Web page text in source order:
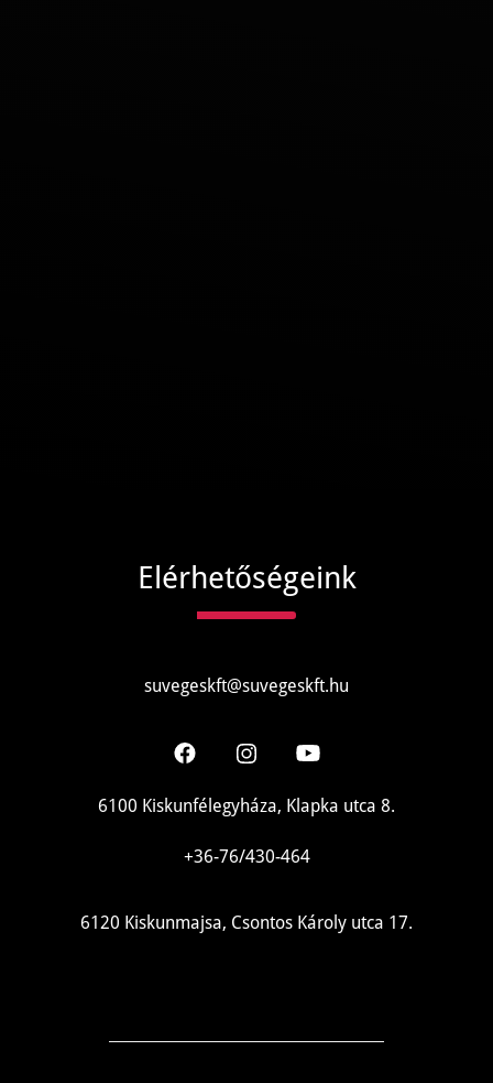
Elérhetőségeink
suvegeskft@suvegeskft.hu
6100 Kiskunfélegyháza, Klapka utca 8.
+36-76/430-464
6120 Kiskunmajsa, Csontos Károly utca 17.